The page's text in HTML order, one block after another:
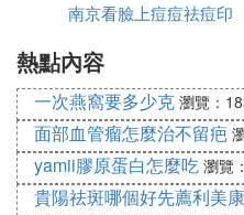
南京看臉上痘痘祛痘印
熱點內容
一次燕窩要多少克 瀏覽：
面部血管瘤怎麼治不留疤
yamii膠原蛋白怎麼吃 瀏覽
貴陽祛斑哪個好先薦利美康